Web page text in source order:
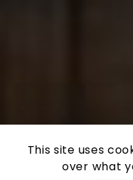
This site uses
over what